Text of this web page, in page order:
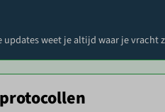
weet je altijd waar je